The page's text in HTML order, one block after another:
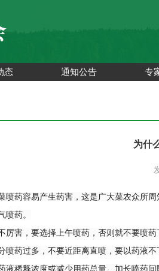
态 通知公告 专
为什
药容易产生药害，这是广大菜农众所周
药。
害，要选择上午喷药，否则就不要喷药
喷药过多，不要近距离直喷，要以药液
稀释浓度或减少用药总量、加长喷药间